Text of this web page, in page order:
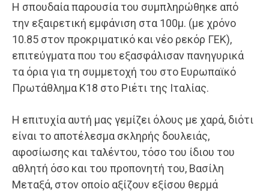
Η σπουδαία παρουσία του συμπληρώθηκε από
την εξαιρετική εμφάνιση στα 100μ. (με χρόνο
10.85 στον προκριματικό και νέο ρεκόρ ΓΕΚ),
επιτεύγματα που του εξασφάλισαν πανηγυρικά
τα όρια για τη συμμετοχή του στο Ευρωπαϊκό
Πρωτάθλημα Κ18 στο Ριέτι της Ιταλίας.
Η επιτυχία αυτή μας γεμίζει όλους με χαρά, διότι
είναι το αποτέλεσμα σκληρής δουλειάς,
αφοσίωσης και ταλέντου, τόσο του ίδιου του
αθλητή όσο και του προπονητή του, Βασίλη
Μεταξά, στον οποίο αξίζουν εξίσου θερμά